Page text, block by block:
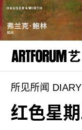
artguide
新闻
展评
所见所闻 DIARY
红色星